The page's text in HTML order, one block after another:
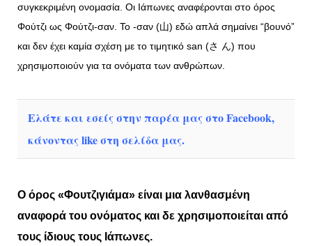
συγκεκριμένη ονομασία. Οι Ιάπωνες αναφέρονται στο όρος
Φούτζι ως Φούτζι-σαν. Το -σαν (山) εδώ απλά σημαίνει “βουνό”
και δεν έχει καμία σχέση με το τιμητικό san (さ ん) που
χρησιμοποιούν για τα ονόματα των ανθρώπων.
Ελάτε και εσείς στην παρέα μας στο Facebook,
κάνοντας like στη σελίδα μας.
Ο όρος «Φουτζιγιάμα» είναι μια λανθασμένη
αναφορά του ονόματος και δε χρησιμοποιείται από
τους ίδιους τους Ιάπωνες.